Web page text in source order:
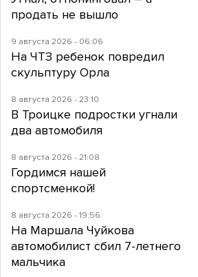
продать не вышло
9 августа 2026 - 06:06
На ЧТЗ ребенок повредил
скульптуру Орла
8 августа 2026 - 23:10
В Троицке подростки угнали
два автомобиля
8 августа 2026 - 21:08
Гордимся нашей
спортсменкой!
8 августа 2026 - 19:56
На Маршала Чуйкова
автомобилист сбил 7-летнего
мальчика